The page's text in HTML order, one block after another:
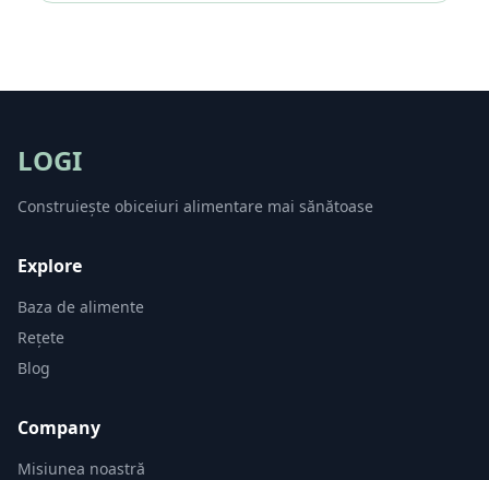
LOGI
Construiește obiceiuri alimentare mai sănătoase
Explore
Baza de alimente
Rețete
Blog
Company
Misiunea noastră